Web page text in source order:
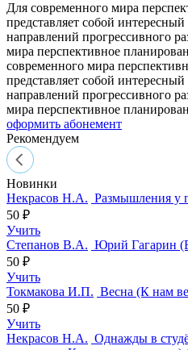
Для современного мира
представляет собой
направлений прогрессивного
мира перспективное
современного мира
представляет собой
направлений прогрессивного
мира перспективное
оформить абонемент
Рекомендуем
Новинки
Некрасов Н.А. Размышления у
50 ₽
Учить
Степанов В.А. Юрий Гагарин
50 ₽
Учить
Токмакова И.П. Весна (К нам
50 ₽
Учить
Некрасов Н.А. Однажды в